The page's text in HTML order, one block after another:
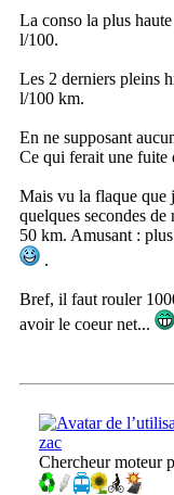
La conso la plus
l/100.
Les 2 derniers pleins
l/100 km.
En ne supposant
Ce qui ferait une fuite
Mais vu la flaque que
quelques secondes
50 km. Amusant :
.
Bref, il faut rouler
avoir le coeur net...
zac
Chercheur moteur